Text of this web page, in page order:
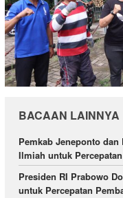
BACAAN LAINNYA
Pemkab Jeneponto
Ilmiah untuk
Presiden RI Prabowo
untuk Percepatan